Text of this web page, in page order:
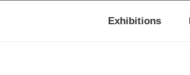
Exhibitions